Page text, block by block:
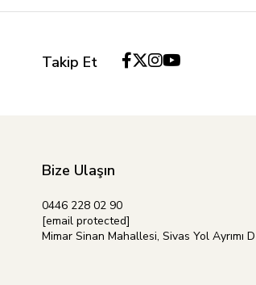
Takip Et
Bize Ulaşın
0446 228 02 90
[email protected]
Mimar Sinan Mahallesi, Sivas Yol Ayrımı